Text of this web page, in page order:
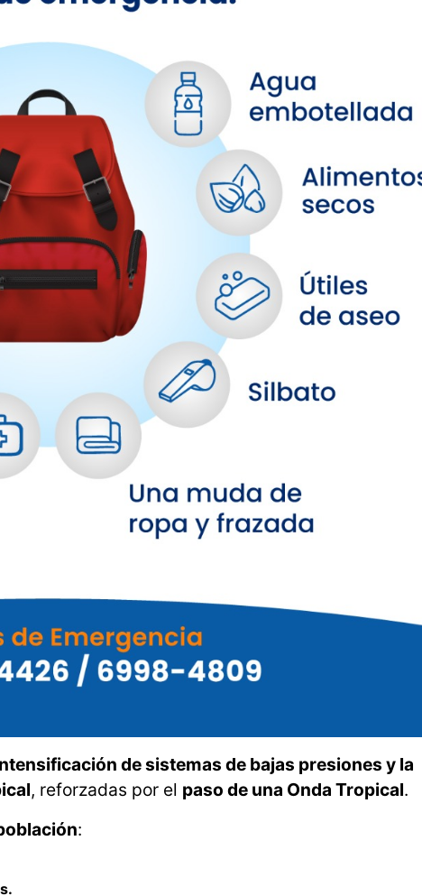
de sistemas de bajas presiones y la
, reforzadas por el paso de una Onda Tropical.
: